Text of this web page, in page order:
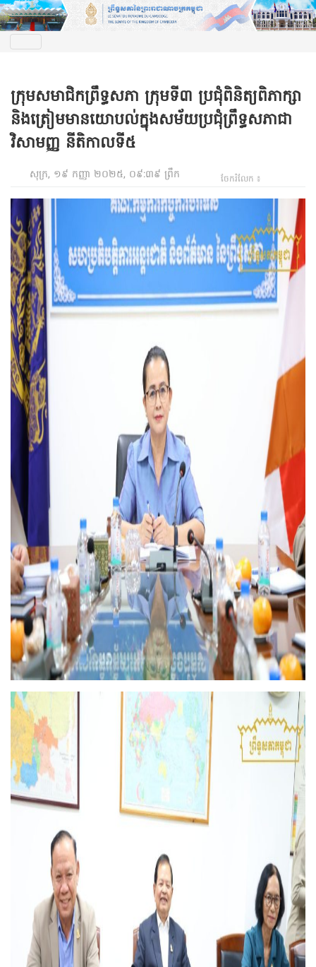
ក្រុមសមាជិកព្រឹទ្ធសភា ក្រុមទី៣ ប្រជុំពិនិត្យពិភាក្សា
និងត្រៀមមានយោបល់ក្នុងសម័យប្រជុំព្រឹទ្ធសភាជា
វិសាមញ្ញ នីតិកាលទី៥
សុក្រ, ១៩ កញ្ញា ២០២៥, ០៩:៣៩ ព្រឹក ចែករំលែក ៖